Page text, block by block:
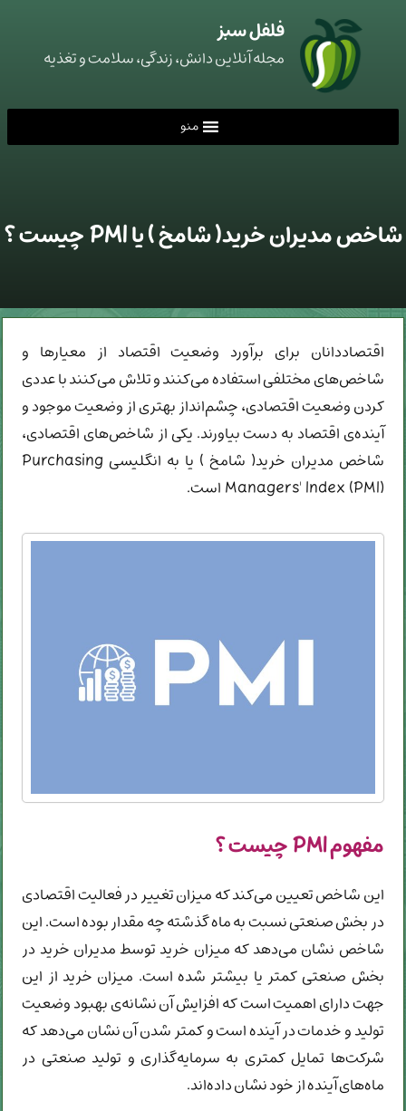
فلفل سبز
مجله آنلاین دانش، زندگی، سلامت و تغذیه
منو
شاخص مدیران خرید( شامخ ) یا PMI چیست ؟
اقتصاددانان برای برآورد وضعیت اقتصاد از معیارها و
شاخص‌های مختلفی استفاده می‌کنند و تلاش می‌کنند با عددی
کردن وضعیت اقتصادی، چشم‌انداز بهتری از وضعیت موجود و
آینده‌ی اقتصاد به دست بیاورند. یکی از شاخص‌های اقتصادی،
شاخص مدیران خرید( شامخ ) یا به انگلیسی Purchasing
Managers' Index (PMI) است.
مفهوم PMI چیست ؟
این شاخص تعیین می‌کند که میزان تغییر در فعالیت اقتصادی
در بخش صنعتی نسبت به ماه گذشته چه مقدار بوده است. این
شاخص نشان می‌دهد که میزان خرید توسط مدیران خرید در
بخش صنعتی کمتر یا بیشتر شده است. میزان خرید از این
جهت دارای اهمیت است که افزایش آن نشانه‌ی بهبود وضعیت
تولید و خدمات در آینده است و کمتر شدن آن نشان می‌دهد که
شرکت‌ها تمایل کمتری به سرمایه‌گذاری و تولید صنعتی در
ماه‌های آینده از خود نشان داده‌اند.